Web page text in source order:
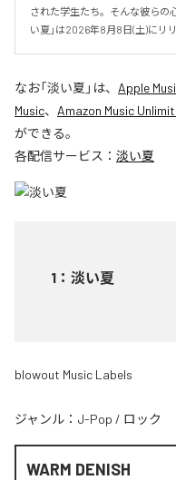
された学生たち。そんな彼らの
い夏」は2026年8月8日(土)にリ
なお「淡い夏 」は、 Apple
Music、 Amazon Music
ができる。
各配信サービス： 淡い夏
1 ： 淡い夏
blowout Music Labels
ジャンル： J-Pop / ロック
WARM DENISH